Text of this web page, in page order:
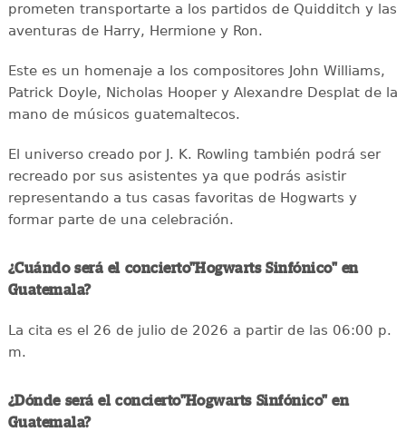
prometen transportarte a los partidos de Quidditch y las
aventuras de Harry, Hermione y Ron.
Este es un homenaje a los compositores John Williams,
Patrick Doyle, Nicholas Hooper y Alexandre Desplat de la
mano de músicos guatemaltecos.
El universo creado por J. K. Rowling también podrá ser
recreado por sus asistentes ya que podrás asistir
representando a tus casas favoritas de Hogwarts y
formar parte de una celebración.
¿Cuándo será el concierto"Hogwarts Sinfónico" en
Guatemala?
La cita es el 26 de julio de 2026 a partir de las 06:00 p.
m.
¿Dónde será el concierto"Hogwarts Sinfónico" en
Guatemala?